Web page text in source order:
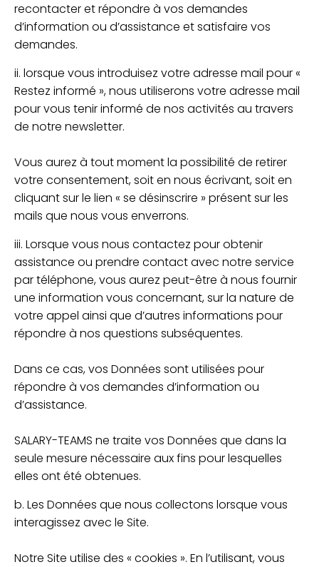
recontacter et répondre à vos demandes
d’information ou d’assistance et satisfaire vos
demandes.
ii. lorsque vous introduisez votre adresse mail pour «
Restez informé », nous utiliserons votre adresse mail
pour vous tenir informé de nos activités au travers
de notre newsletter.
Vous aurez à tout moment la possibilité de retirer
votre consentement, soit en nous écrivant, soit en
cliquant sur le lien « se désinscrire » présent sur les
mails que nous vous enverrons.
iii. Lorsque vous nous contactez pour obtenir
assistance ou prendre contact avec notre service
par téléphone, vous aurez peut-être à nous fournir
une information vous concernant, sur la nature de
votre appel ainsi que d’autres informations pour
répondre à nos questions subséquentes.
Dans ce cas, vos Données sont utilisées pour
répondre à vos demandes d’information ou
d’assistance.
SALARY-TEAMS ne traite vos Données que dans la
seule mesure nécessaire aux fins pour lesquelles
elles ont été obtenues.
b. Les Données que nous collectons lorsque vous
interagissez avec le Site.
Notre Site utilise des « cookies ». En l’utilisant, vous